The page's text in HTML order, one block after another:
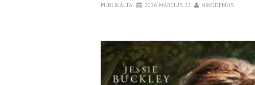
PUBLIKÁLTA 2026. MÁRCIUS 22. NIKODEMUS